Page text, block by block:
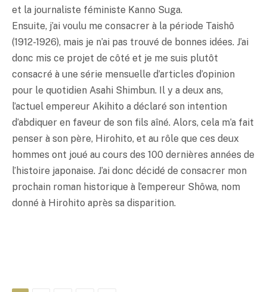
et la journaliste féministe Kanno Suga.
Ensuite, j’ai voulu me consacrer à la période Taishô
(1912-1926), mais je n’ai pas trouvé de bonnes idées. J’ai
donc mis ce projet de côté et je me suis plutôt
consacré à une série mensuelle d’articles d’opinion
pour le quotidien Asahi Shimbun. Il y a deux ans,
l’actuel empereur Akihito a déclaré son intention
d’abdiquer en faveur de son fils aîné. Alors, cela m’a fait
penser à son père, Hirohito, et au rôle que ces deux
hommes ont joué au cours des 100 dernières années de
l’histoire japonaise. J’ai donc décidé de consacrer mon
prochain roman historique à l’empereur Shôwa, nom
donné à Hirohito après sa disparition.